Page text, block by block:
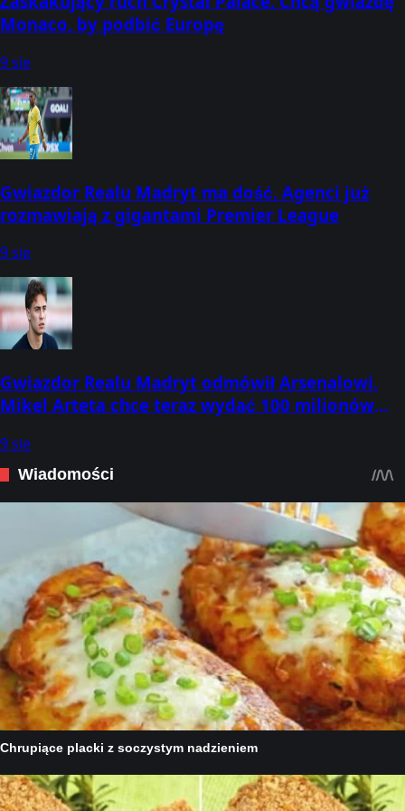
Monaco, by podbić Europę
9 sie
Gwiazdor Realu Madryt ma dość. Agenci już
rozmawiają z gigantami Premier League
9 sie
Gwiazdor Realu Madryt odmówił Arsenalowi.
Mikel Arteta chce teraz wydać 100 milionów
9 sie